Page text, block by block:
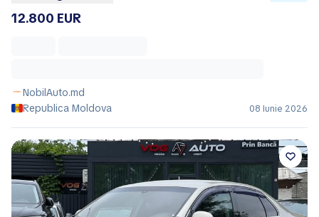
12.800 EUR
NobilAuto.md
Republica Moldova
08 Iunie 2026